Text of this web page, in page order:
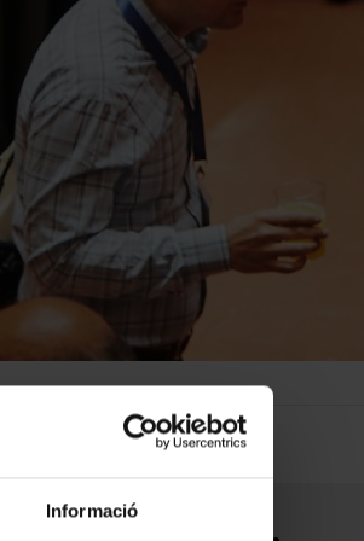
Informació